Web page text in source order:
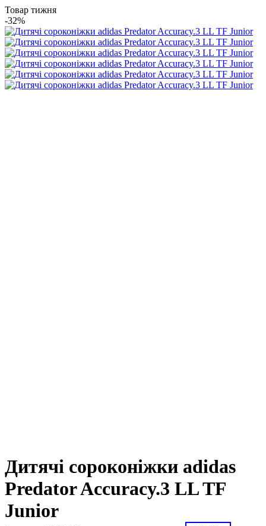
Товар тижня
-32%
Дитячі сороконіжки adidas
Predator Accuracy.3 LL TF
Junior